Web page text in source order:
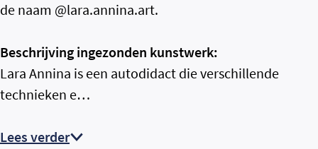
de naam @lara.annina.art.
Beschrijving ingezonden kunstwerk:
Lara Annina is een autodidact die verschillende
technieken e…
Lees verder